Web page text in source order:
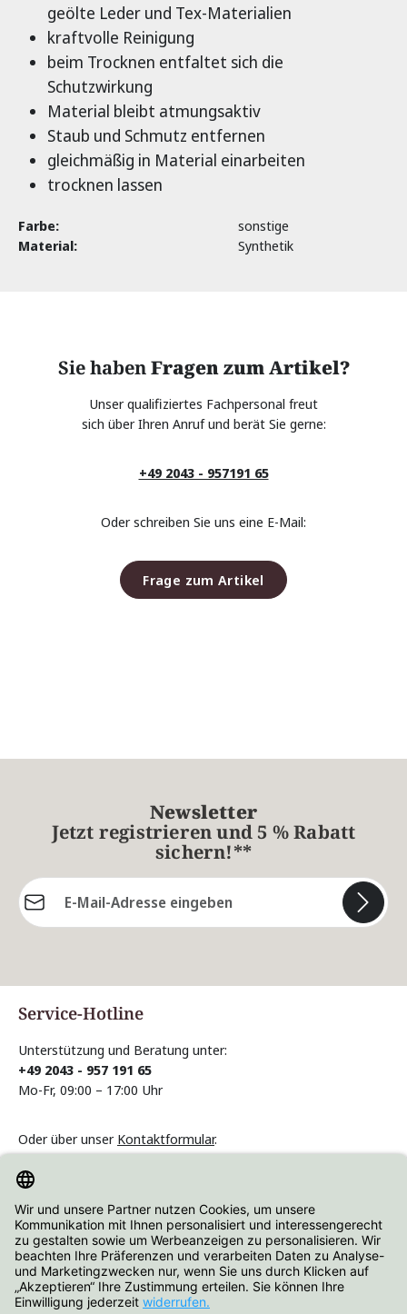
geölte Leder und Tex-Materialien
kraftvolle Reinigung
beim Trocknen entfaltet sich die
Schutzwirkung
Material bleibt atmungsaktiv
Staub und Schmutz entfernen
gleichmäßig in Material einarbeiten
trocknen lassen
Farbe:
sonstige
Material:
Synthetik
Sie habenFragen zum Artikel?
Unser qualifiziertes Fachpersonal freut
sich über Ihren Anruf und berät Sie gerne:
+49 2043 - 957191 65
Oder schreiben Sie uns eine E-Mail:
Frage zum Artikel
Newsletter
Jetzt registrieren und 5 % Rabatt
sichern!**
E-Mail-Adresse*
Service-Hotline
Unterstützung und Beratung unter:
+49 2043 - 957 191 65
Mo-Fr, 09:00 – 17:00 Uhr
Oder über unser Kontaktformular.
Informationen